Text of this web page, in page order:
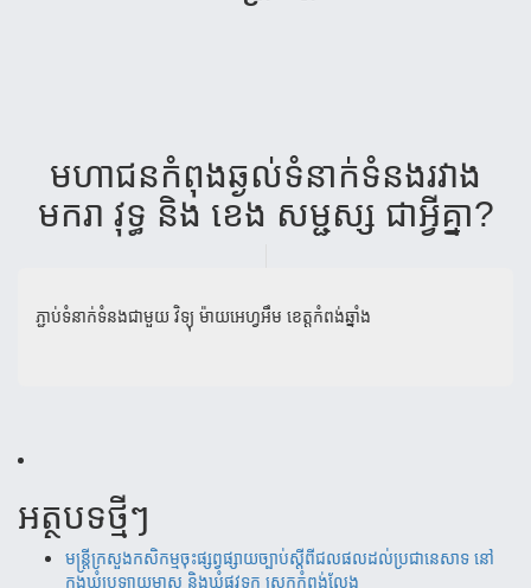
មហា​ជន​កំពុង​ឆ្ងល់​ទំនាក់​ទំនង​រវាង​
មករា​ វុទ្ធ ​និង ​ខេង​ សម្ជស្ស​ ជា​អ្វី​គ្នា​?​
ភ្ជាប់ទំនាក់ទំនងជាមួយវិទ្យុ ម៉ាយអេហ្វអឹម ខេត្តកំពង់ឆ្នាំង
អត្ថបទថ្មីៗ
មន្ត្រីក្រសួងកសិកម្មចុះផ្សព្វផ្សាយច្បាប់ស្តីពីជលផលដល់ប្រជានេសាទ នៅ
ក្នុងឃុំប្រឡាយមាស និងឃុំផ្លូវទូក ស្រុកកំពង់លែង